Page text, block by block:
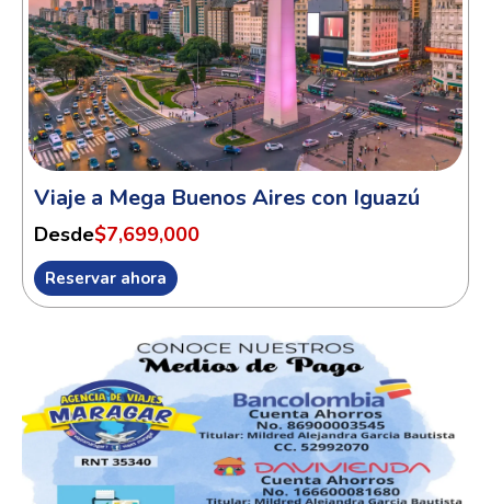
Viaje a Mega Buenos Aires con Iguazú
Desde$7,699,000
Reservar ahora